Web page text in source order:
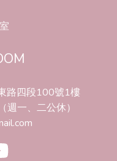
路四段100號1樓
一、二公休）